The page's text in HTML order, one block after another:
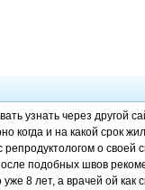
узнать через другой
когда и на какой срок
о своей
подобных швов
8 лет, а врачей ой как